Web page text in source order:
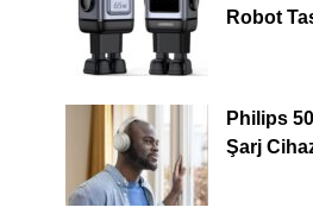
Robot
Philips
Şarj